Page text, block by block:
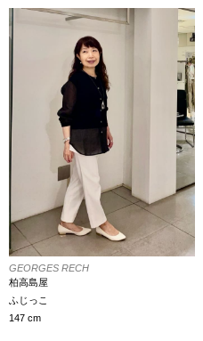
GEORGES RECH
柏高島屋
ふじっこ
147 cm